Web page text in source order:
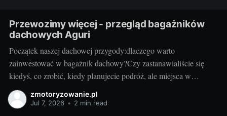
Przewozimy więcej - przegląd bagażników
dachowych Aguri
Początek naszej dachowej przygody:dlaczego warto
zainwestować w bagażnik dachowy?Czy zastanawialiście się
kiedyś, co zrobić, kiedy planujecie podróż, ale miejsca w
bagażniku samochodowym zaczyna brakować? Rozwiązaniem
może być bagażnik dachowy! To praktyczny dodatek do
zmotoryzowanie.pl
Jul 7, 2026 • 2 min read